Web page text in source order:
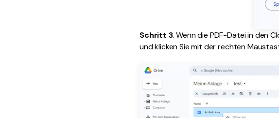
Schritt 3. Wenn die PDF-Datei in den
und klicken Sie mit der rechten